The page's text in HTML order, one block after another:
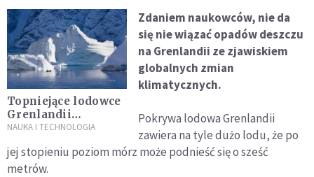
Topniejące lodowce
Grenlandii
uwalniają toksyczne
pierwiastki
NAUKA I TECHNOLOGIA
Zdaniem naukowców, nie da
się nie wiązać opadów deszczu
na Grenlandii ze zjawiskiem
globalnych zmian
klimatycznych.
Pokrywa lodowa Grenlandii
zawiera na tyle dużo lodu, że po
jej stopieniu poziom mórz może podnieść się o sześć
metrów.